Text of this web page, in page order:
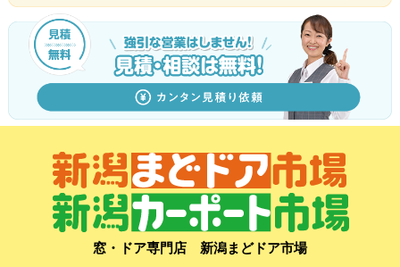
窓・ドア専門店 新潟まどドア市場